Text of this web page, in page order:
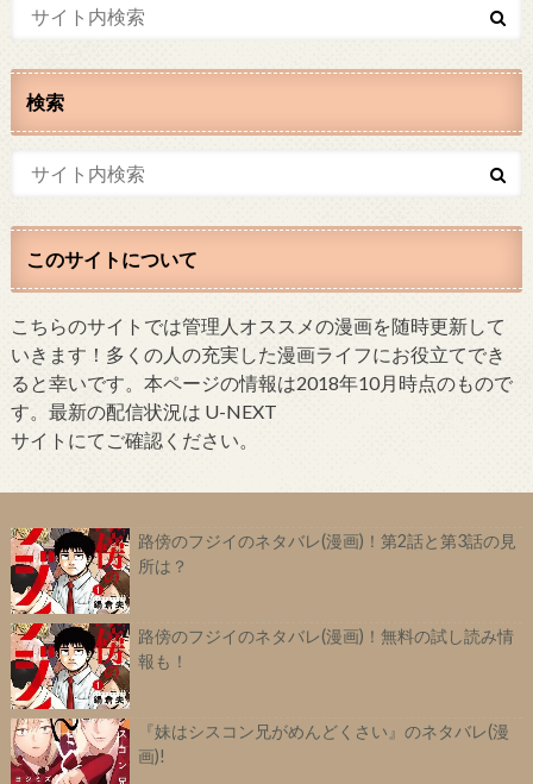
検索
このサイトについて
こちらのサイトでは管理人オススメの漫画を随時更新して
いきます！多くの人の充実した漫画ライフにお役立てでき
ると幸いです。本ページの情報は2018年10月時点のもので
す。最新の配信状況は U-NEXT
サイトにてご確認ください。
路傍のフジイのネタバレ(漫画)！第2話と第3話の見
所は？
路傍のフジイのネタバレ(漫画)！無料の試し読み情
報も！
『妹はシスコン兄がめんどくさい』のネタバレ(漫
画)!